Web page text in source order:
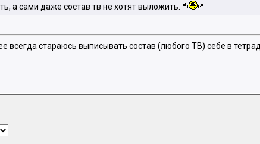
а сами даже состав тв не хотят выложить.
всегда стараюсь выписывать состав (любого ТВ) себе в